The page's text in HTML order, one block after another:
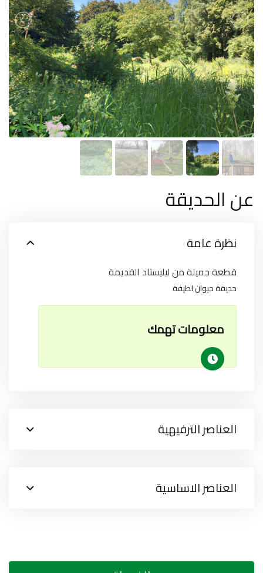
عن الحديقة
نظرة عامة
قطعة جميلة من ليليستاد القديمة
حديقة حيوان لطيفة
معلومات تهمك
العناصر الترفيهية
العناصر الاساسية